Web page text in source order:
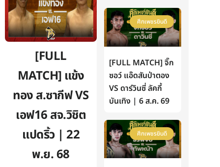
[FULL
MATCH] แข้ง
ทอง ส.ซากีฟ VS
เอฟ16 สจ.วิชิต
แปดริ้ว | 22
พ.ย. 68
ศึกเพชรยินดี
[FULL MATCH] จิ๊ก
ซอว์ แอ๊ดสันป่าตอง
VS ดาร์วินซี่ ลัคกี้
บันเทิง | 6 ส.ค. 69
ศึกเพชรยินดี